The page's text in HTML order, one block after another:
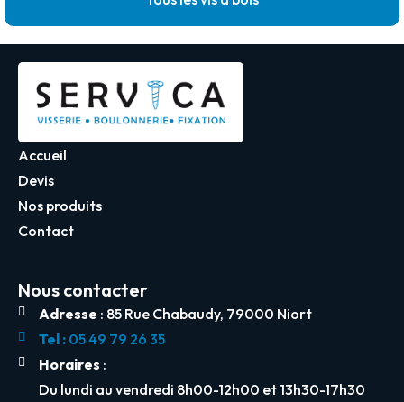
Accueil
Devis
Nos produits
Contact
Nous contacter
Adresse : 85 Rue Chabaudy, 79000 Niort
Tel :05 49 79 26 35
Horaires :
Du lundi au vendredi 8h00-12h00 et 13h30-17h30